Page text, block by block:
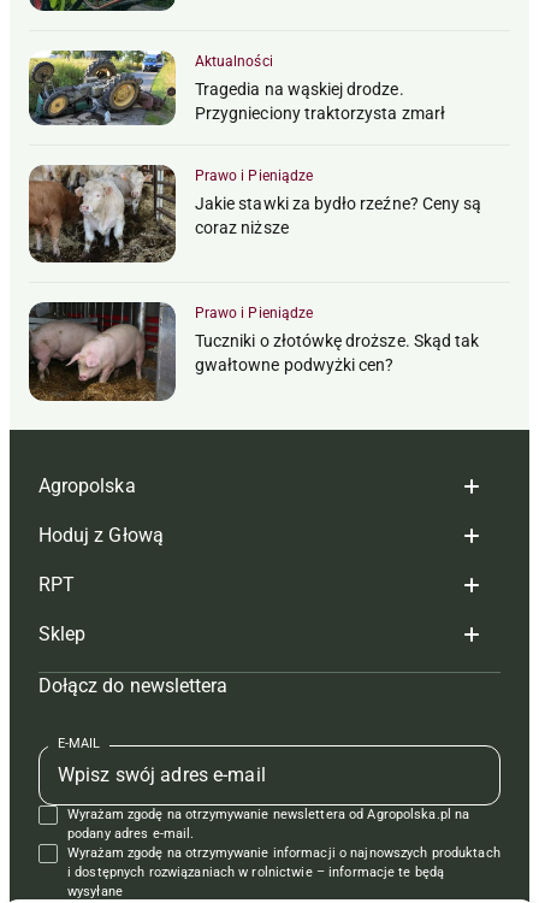
Aktualności
Tragedia na wąskiej drodze.
Przygnieciony traktorzysta zmarł
Prawo i Pieniądze
Jakie stawki za bydło rzeźne? Ceny są
coraz niższe
Prawo i Pieniądze
Tuczniki o złotówkę droższe. Skąd tak
gwałtowne podwyżki cen?
Agropolska
Redakcja
Reklama
Tagi
Mapa serwisu
Kontakt
Regulamin
Polityka prywatności
Hoduj z Głową
Hoduj z głową bydło
Hoduj z głową świnie
Prenumerata
Redakcja
Kontakt
Reklama
RPT
Redakcja
Prenumerata
Reklama
Kontakt
Krzyżówki
Sklep
Czasopisma i prenumerata
Książki
Regulamin
Dołącz do newslettera
E-MAIL
Wyrażam zgodę na otrzymywanie newslettera od Agropolska.pl na
podany adres e-mail.
Wyrażam zgodę na otrzymywanie informacji o najnowszych produktach
i dostępnych rozwiązaniach w rolnictwie – informacje te będą
wysyłane